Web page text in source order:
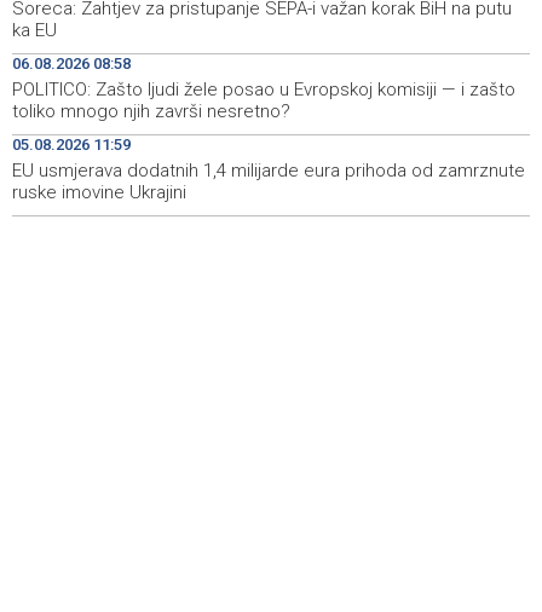
19:33
Crishock: OHR maintains an open dialogue with all
political stakeholders in BiH
19:32
Velika nagrada Britanije ostaje u MotoGP kalendaru do
2028. godine
19:29
Španska krajnja ljevica i desnica ujedinjene protiv
Maroka kao suorganizatora SP 2030.
Soreca: Zahtjev za pristupanje SEPA-i važan korak BiH na putu
ka EU
06.08.2026 08:58
POLITICO: Zašto ljudi žele posao u Evropskoj komisiji — i zašto
toliko mnogo njih završi nesretno?
05.08.2026 11:59
EU usmjerava dodatnih 1,4 milijarde eura prihoda od zamrznute
ruske imovine Ukrajini